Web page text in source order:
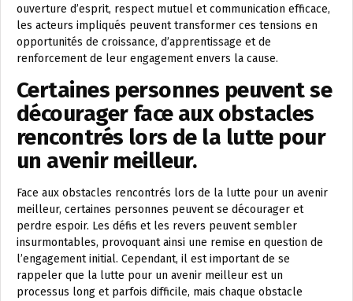
ouverture d’esprit, respect mutuel et communication efficace,
les acteurs impliqués peuvent transformer ces tensions en
opportunités de croissance, d’apprentissage et de
renforcement de leur engagement envers la cause.
Certaines personnes peuvent se
décourager face aux obstacles
rencontrés lors de la lutte pour
un avenir meilleur.
Face aux obstacles rencontrés lors de la lutte pour un avenir
meilleur, certaines personnes peuvent se décourager et
perdre espoir. Les défis et les revers peuvent sembler
insurmontables, provoquant ainsi une remise en question de
l’engagement initial. Cependant, il est important de se
rappeler que la lutte pour un avenir meilleur est un
processus long et parfois difficile, mais chaque obstacle